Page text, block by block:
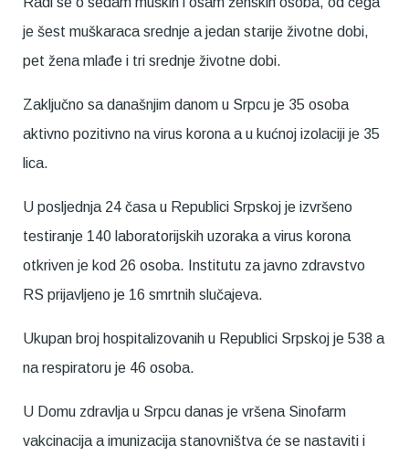
je šest muškaraca srednje a jedan starije životne dobi,
pet žena mlađe i tri srednje životne dobi.
Zaključno sa današnjim danom u Srpcu je 35 osoba
aktivno pozitivno na virus korona a u kućnoj izolaciji je 35
lica.
U posljednja 24 časa u Republici Srpskoj je izvršeno
testiranje 140 laboratorijskih uzoraka a virus korona
otkriven je kod 26 osoba. Institutu za javno zdravstvo
RS prijavljeno je 16 smrtnih slučajeva.
Ukupan broj hospitalizovanih u Republici Srpskoj je 538 a
na respiratoru je 46 osoba.
U Domu zdravlja u Srpcu danas je vršena Sinofarm
vakcinacija a imunizacija stanovništva će se nastaviti i